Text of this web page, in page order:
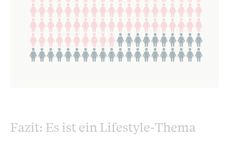
Fazit: Es ist ein Lifestyle-Thema